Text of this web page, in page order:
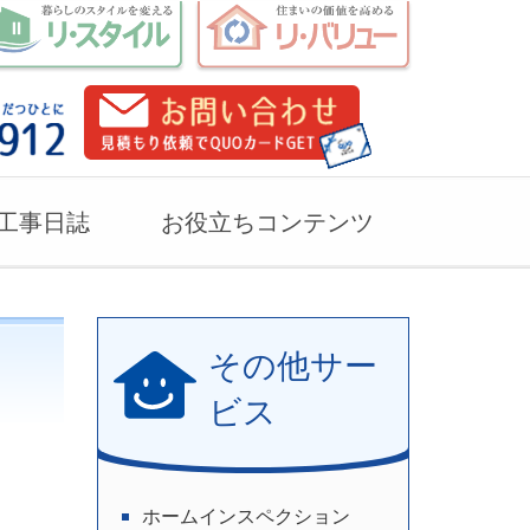
事日誌 お役立ちコンテンツ
その他サー
ビス
ホームインスペクション